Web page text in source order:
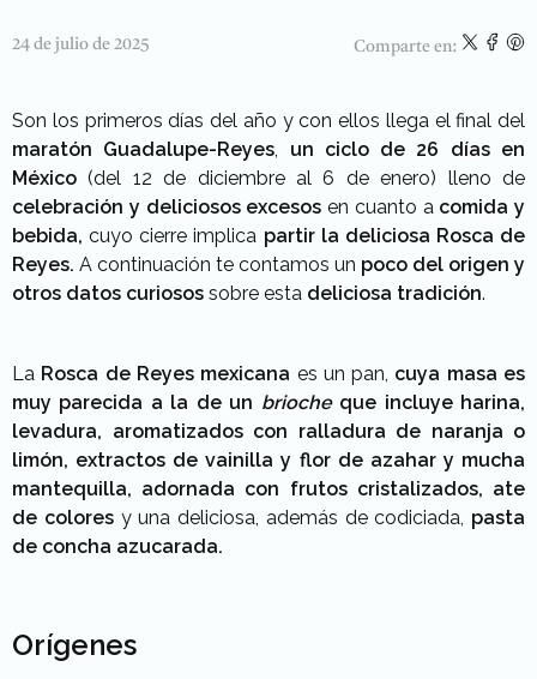
24 de julio de 2025 Comparte en:
Son los primeros días del año y con ellos llega el final del
maratón Guadalupe-Reyes
un ciclo de 26 días en
México (del 12 de diciembre al 6 de enero) lleno de
celebración y deliciosos excesos en cuanto a comida y
bebida, cuyo cierre implica partir la deliciosa Rosca de
Reyes. A continuación te contamos un poco del origen y
otros datos curiosos sobre esta deliciosa tradición.
La Rosca de Reyes mexicana es un pan, cuya masa es
muy parecida a la de un brioche que incluye harina,
levadura, aromatizados con ralladura de naranja o
limón, extractos de vainilla y flor de azahar y mucha
mantequilla, adornada con frutos cristalizados, ate
de coloresy una deliciosa, además de codiciada, pasta
de concha azucarada.
Orígenes